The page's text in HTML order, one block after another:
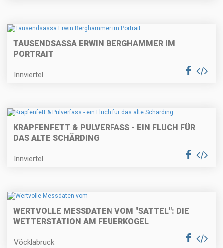
TAUSENDSASSA ERWIN BERGHAMMER IM
PORTRAIT
Innviertel
KRAPFENFETT & PULVERFASS - EIN FLUCH FÜR
DAS ALTE SCHÄRDING
Innviertel
WERTVOLLE MESSDATEN VOM "SATTEL": DIE
WETTERSTATION AM FEUERKOGEL
Vöcklabruck